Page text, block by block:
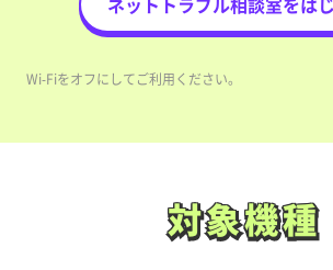
Wi-Fiをオフにしてご利用ください。
対象機種
対象機種